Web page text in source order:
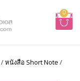
0
/หนังสือ Short Note /